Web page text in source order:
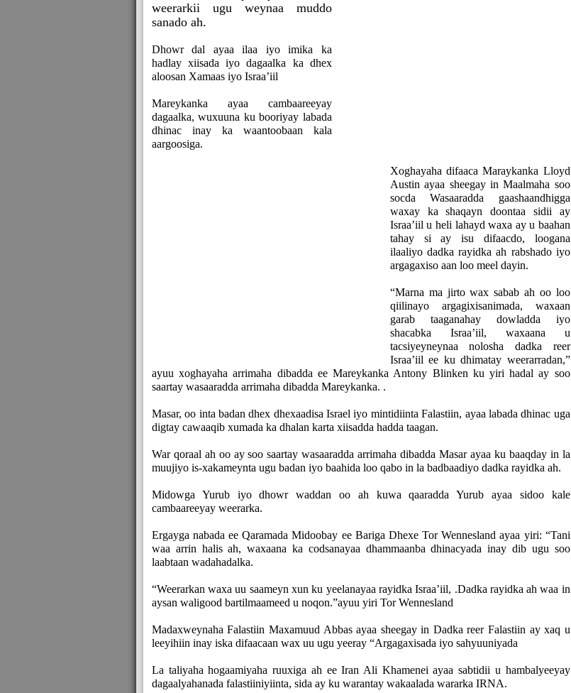
weerarkii ugu weynaa muddo
sanado ah.
Dhowr dal ayaa ilaa iyo imika ka
hadlay xiisada iyo dagaalka ka dhex
aloosan Xamaas iyo Israa’iil
Mareykanka ayaa cambaareeyay
dagaalka, wuxuuna ku booriyay labada
dhinac inay ka waantoobaan kala
aargoosiga.
Xoghayaha difaaca Maraykanka Lloyd
Austin ayaa sheegay in Maalmaha soo
socda Wasaaradda gaashaandhigga
waxay ka shaqayn doontaa sidii ay
Israa’iil u heli lahayd waxa ay u baahan
tahay si ay isu difaacdo, loogana
ilaaliyo dadka rayidka ah rabshado iyo
argagaxiso aan loo meel dayin.
“Marna ma jirto wax sabab ah oo loo
qiilinayo argagixisanimada, waxaan
garab taaganahay dowladda iyo
shacabka Israa’iil, waxaana u
tacsiyeyneynaa nolosha dadka reer
Israa’iil ee ku dhimatay weerarradan,”
ayuu xoghayaha arrimaha dibadda ee Mareykanka Antony Blinken ku yiri hadal ay soo
saartay wasaaradda arrimaha dibadda Mareykanka. .
Masar, oo inta badan dhex dhexaadisa Israel iyo mintidiinta Falastiin, ayaa labada dhinac uga
digtay cawaaqib xumada ka dhalan karta xiisadda hadda taagan.
War qoraal ah oo ay soo saartay wasaaradda arrimaha dibadda Masar ayaa ku baaqday in la
muujiyo is-xakameynta ugu badan iyo baahida loo qabo in la badbaadiyo dadka rayidka ah.
Midowga Yurub iyo dhowr waddan oo ah kuwa qaaradda Yurub ayaa sidoo kale
cambaareeyay weerarka.
Ergayga nabada ee Qaramada Midoobay ee Bariga Dhexe Tor Wennesland ayaa yiri: “Tani
waa arrin halis ah, waxaana ka codsanayaa dhammaanba dhinacyada inay dib ugu soo
laabtaan wadahadalka.
“Weerarkan waxa uu saameyn xun ku yeelanayaa rayidka Israa’iil, .Dadka rayidka ah waa in
aysan waligood bartilmaameed u noqon.”ayuu yiri Tor Wennesland
Madaxweynaha Falastiin Maxamuud Abbas ayaa sheegay in Dadka reer Falastiin ay xaq u
leeyihiin inay iska difaacaan wax uu ugu yeeray “Argagaxisada iyo sahyuuniyada
La taliyaha hogaamiyaha ruuxiga ah ee Iran Ali Khamenei ayaa sabtidii u hambalyeeyay
dagaalyahanada falastiiniyiinta, sida ay ku warantay wakaalada wararka IRNA.